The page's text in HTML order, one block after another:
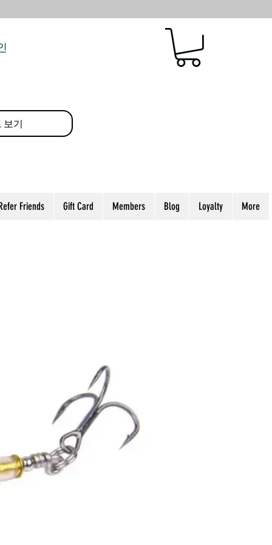
보기
Friends Gift Card Members Blog Loyalty More